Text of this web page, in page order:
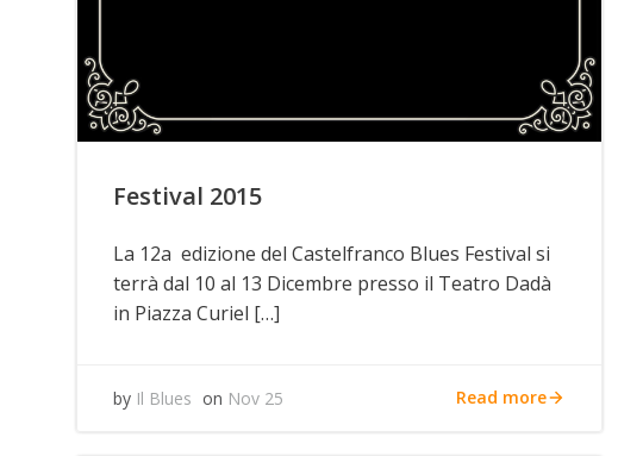
Festival 2015
La 12a edizione del Castelfranco Blues Festival si
terrà dal 10 al 13 Dicembre presso il Teatro Dadà
in Piazza Curiel […]
by Il Blues on Nov 25 Read more